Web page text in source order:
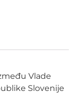
Vlade
Slovenije